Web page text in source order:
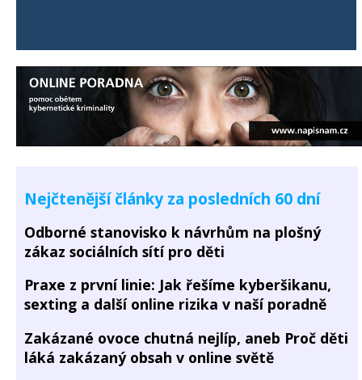
Nejčtenější články za posledních 60 dní
Odborné stanovisko k návrhům na plošný
zákaz sociálních sítí pro děti
Praxe z první linie: Jak řešíme kyberšikanu,
sexting a další online rizika v naší poradně
Zakázané ovoce chutná nejlíp, aneb Proč děti
láká zakázaný obsah v online světě